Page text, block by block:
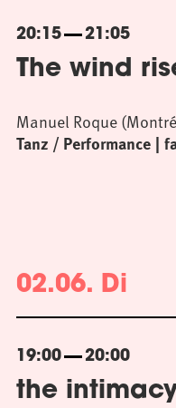
20:15 21:05
The wind
Tanz / Performance
Manuel Roque
02.06. Di
19:00 20:00
the